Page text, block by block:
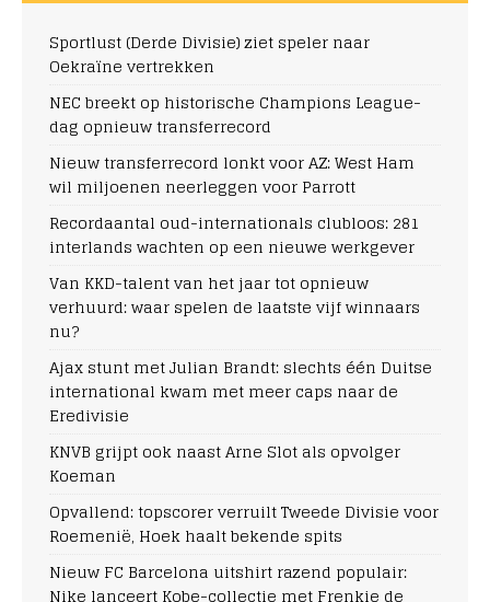
Sportlust (Derde Divisie) ziet speler naar
Oekraïne vertrekken
NEC breekt op historische Champions League-
dag opnieuw transferrecord
Nieuw transferrecord lonkt voor AZ: West Ham
wil miljoenen neerleggen voor Parrott
Recordaantal oud-internationals clubloos: 281
interlands wachten op een nieuwe werkgever
Van KKD-talent van het jaar tot opnieuw
verhuurd: waar spelen de laatste vijf winnaars
nu?
Ajax stunt met Julian Brandt: slechts één Duitse
international kwam met meer caps naar de
Eredivisie
KNVB grijpt ook naast Arne Slot als opvolger
Koeman
Opvallend: topscorer verruilt Tweede Divisie voor
Roemenië, Hoek haalt bekende spits
Nieuw FC Barcelona uitshirt razend populair:
Nike lanceert Kobe-collectie met Frenkie de